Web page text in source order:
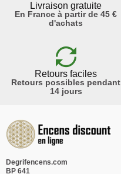
Livraison gratuite
En France à partir de 45 €
d'achats
Retours faciles
Retours possibles pendant
14 jours
Degrifencens.com
BP 641